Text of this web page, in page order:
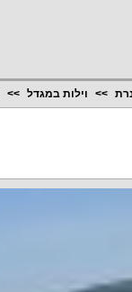
וילות במגדל